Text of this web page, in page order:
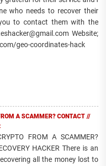
who needs to recover their
to contact them with the
Website;
geo-coordinates-hack
A SCAMMER? CONTACT //
FROM A SCAMMER?
HACKER There is an
all the money lost to